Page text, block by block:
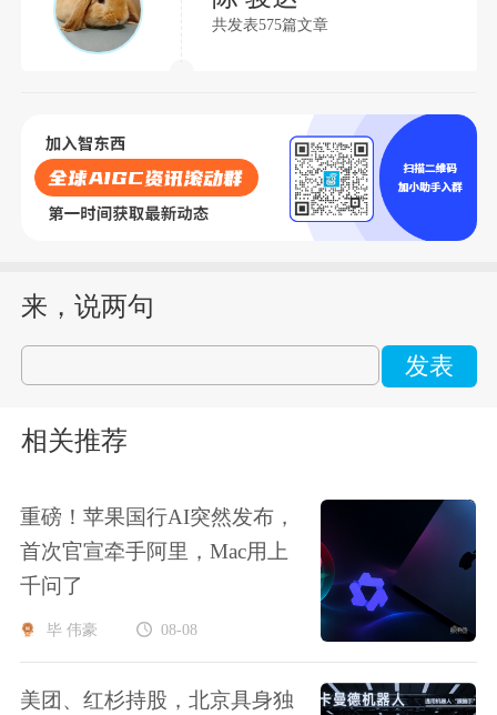
共发表575篇文章
来，说两句
发表
相关推荐
重磅！苹果国行AI突然发布，
首次官宣牵手阿里，Mac用上
千问了
毕 伟豪 08-08
美团、红杉持股，北京具身独